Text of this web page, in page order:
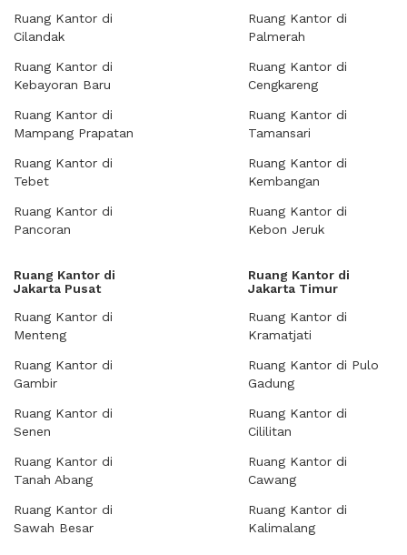
Ruang Kantor di
Cilandak
Ruang Kantor di
Kebayoran Baru
Ruang Kantor di
Mampang Prapatan
Ruang Kantor di
Tebet
Ruang Kantor di
Pancoran
Ruang Kantor di
Palmerah
Ruang Kantor di
Cengkareng
Ruang Kantor di
Tamansari
Ruang Kantor di
Kembangan
Ruang Kantor di
Kebon Jeruk
Ruang Kantor di
Jakarta Pusat
Ruang Kantor di
Menteng
Ruang Kantor di
Gambir
Ruang Kantor di
Senen
Ruang Kantor di
Tanah Abang
Ruang Kantor di
Sawah Besar
Ruang Kantor di
Jakarta Timur
Ruang Kantor di
Kramatjati
Ruang Kantor di Pulo
Gadung
Ruang Kantor di
Cililitan
Ruang Kantor di
Cawang
Ruang Kantor di
Kalimalang